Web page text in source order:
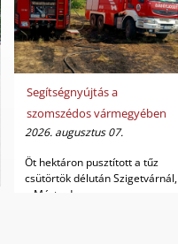
Segítségnyújtás a
szomszédos vármegyében
2026. augusztus 07.
Öt hektáron pusztított a tűz
csütörtök délután Szigetvárnál,
a Márta d...